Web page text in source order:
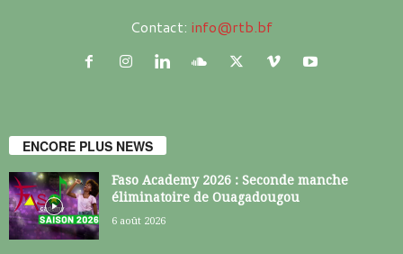
Contact: info@rtb.bf
ENCORE PLUS NEWS
Faso Academy 2026 : Seconde manche
éliminatoire de Ouagadougou
6 août 2026